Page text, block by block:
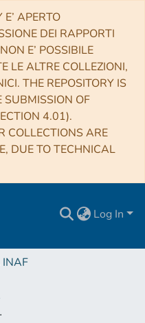
APERTO
DEI RAPPORTI
E’ POSSIBILE
LE ALTRE COLLEZIONI,
THE REPOSITORY IS
SUBMISSION OF
4.01).
COLLECTIONS ARE
DUE TO TECHNICAL
Log In
INAF
LP